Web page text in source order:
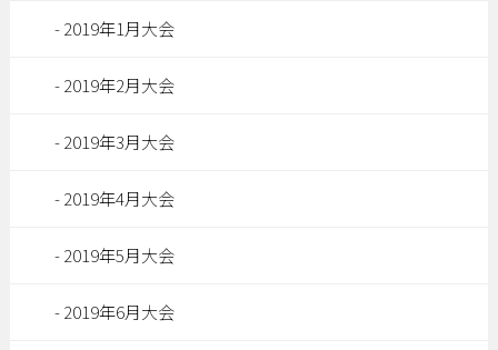
2019年1月大会
2019年2月大会
2019年3月大会
2019年4月大会
2019年5月大会
2019年6月大会